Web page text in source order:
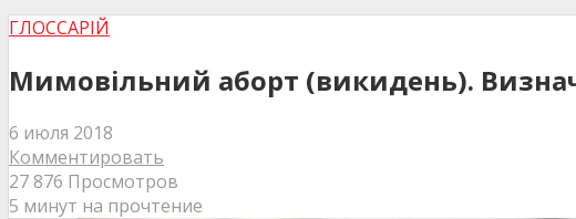
ГЛОССАРІЙ
Мимовільний аборт (викидень).
6 июля 2018
Комментировать
27 876 Просмотров
5 минут на прочтение